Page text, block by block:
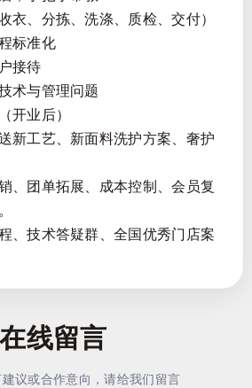
衣、分拣、洗涤、质检、交付）
标准化
接待
术与管理问题
开业后）
新工艺、新面料洗护方案、奢护
、团单拓展、成本控制、会员复
、技术答疑群、全国优秀门店案
在线留言
议或合作意向，请给我们留言